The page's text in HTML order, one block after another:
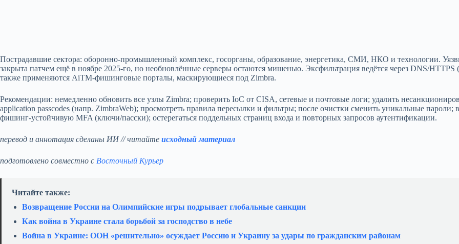
Пострадавшие сектора: оборонно‑промышленный комплекс, госорганы, образование, энергетика, СМИ, НКО и технологии.
закрыта патчем ещё в ноябре 2025‑го, но необновлённые серверы остаются мишенью. Экcфильтрация ведётся через DNS/HTTPS
также применяются AiTM‑фишинговые порталы, маскирующиеся под Zimbra.
Рекомендации: немедленно обновить все узлы Zimbra; проверить IoC от CISA, сетевые и почтовые логи; удалить
application passcodes (напр. ZimbraWeb); просмотреть правила пересылки и фильтры; после очистки сменить уникальные пароли;
фишинг‑устойчивую MFA (ключи/пасски); остерегаться поддельных страниц входа и повторных запросов аутентификации.
перевод и аннотация сделаны ИИ // читайте исходный материал
подготовлено совместно с Восточный Курьер
Читайте также:
Возвращение России на Олимпийские игры подрывает глобальные санкции
Как война в Украине стала борьбой за господство в небе
Война в Украине: ООН «решительно» осуждает Россию и Украину за удары по гражданским районам